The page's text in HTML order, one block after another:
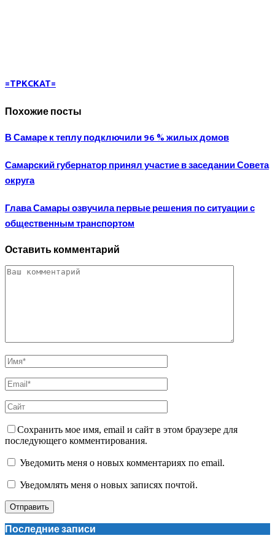
=TPKCKAT=
Похожие посты
В Самаре к теплу подключили 96 % жилых домов
Самарский губернатор принял участие в заседании Совета
округа
Глава Самары озвучила первые решения по ситуации с
общественным транспортом
Оставить комментарий
Сохранить мое имя, email и сайт в этом браузере для
последующего комментирования.
Уведомить меня о новых комментариях по email.
Уведомлять меня о новых записях почтой.
Последние записи